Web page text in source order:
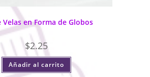
Velas en Forma de Globos
$2.25
Añadir al carrito